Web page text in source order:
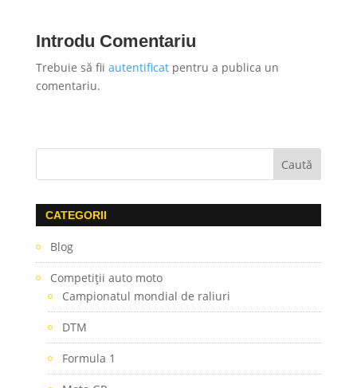
Introdu Comentariu
Trebuie să fii autentificatpentru a publica un
comentariu.
CATEGORII
Blog
Competiţii auto moto
Campionatul mondial de raliuri
DTM
Formula 1